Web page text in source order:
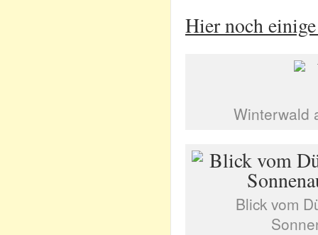
Hier noch
Winterwald
Blick vom